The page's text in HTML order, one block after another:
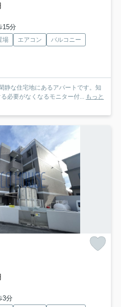
15分
場 エアコン
バルコニー
静な住宅地にあるアパートです。知
必要がなくなるモニター付... もっと
3分